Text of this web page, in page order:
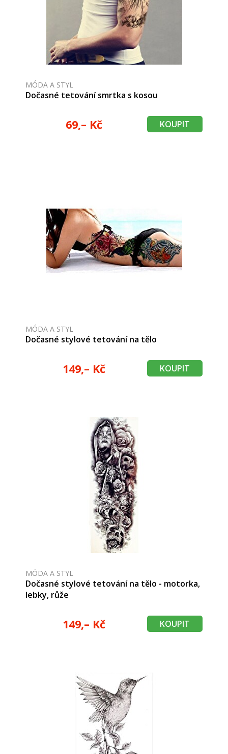
MÓDA A STYL
Dočasné tetování smrtka s kosou
69,– Kč KOUPIT
MÓDA A STYL
Dočasné stylové tetování na tělo
149,– Kč KOUPIT
MÓDA A STYL
Dočasné stylové tetování na tělo - motorka,
lebky, růže
149,– Kč KOUPIT